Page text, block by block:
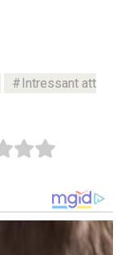
Intressant att